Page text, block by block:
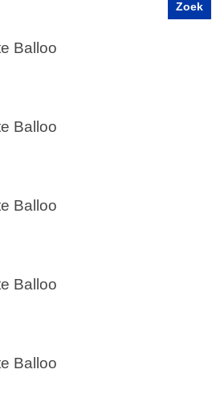
Balloo
Balloo
Balloo
Balloo
Balloo